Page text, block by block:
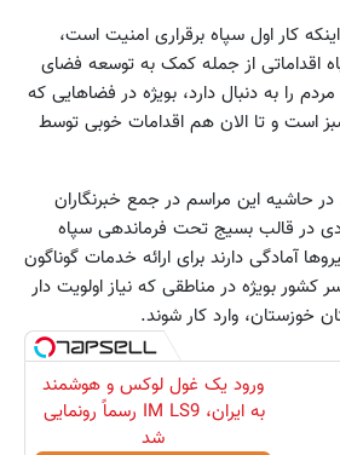
کار اول سپاه برقراری امنیت است،
اقداماتی از جمله کمک به توسعه فضای
را به دنبال دارد، بویژه در فضاهایی که
و تا الان هم اقدامات خوبی توسط
حاشیه این مراسم در جمع خبرنگاران
در قالب بسیج تحت فرماندهی سپاه
آمادگی دارند برای ارائه خدمات گوناگون
کشور بویژه در مناطقی که نیاز اولویت دار
خوزستان، وارد کار شوند.
ورود یک غول لوکس و هوشمند
به ایران، IM LS9 رسماً رونمایی
شد